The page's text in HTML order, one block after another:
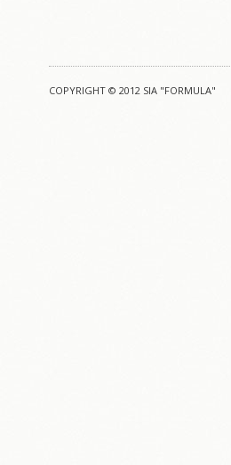
COPYRIGHT © 2012 SIA "FORMULA"